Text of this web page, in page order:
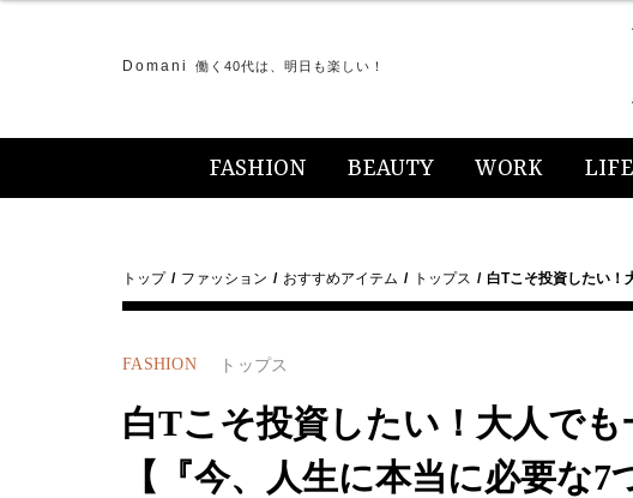
Domani 働く40代は、明日も楽しい！
FASHION BEAUTY WORK
トップ ファッション おすすめアイテム トップス 白Tこそ投資したい！
FASHION トップス
白Tこそ投資したい！大人で
【『今、人生に本当に必要な